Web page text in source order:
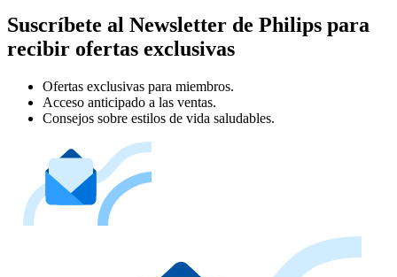
Suscríbete al Newsletter de Philips para
recibir ofertas exclusivas
Ofertas exclusivas para miembros.
Acceso anticipado a las ventas.
Consejos sobre estilos de vida saludables.